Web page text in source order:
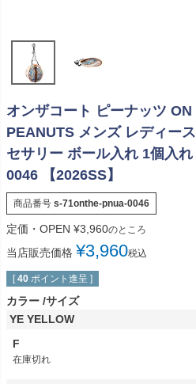
オンザコート ピーナッツ
PEANUTS メンズ レディー
セサリー ボール入れ 1個入
0046 【2026SS】
商品番号 s-71onthe-pnua-0046
定価・OPEN ¥3,960のところ
当店販売価格 ¥3,960税込
[ 40 ポイント進呈 ]
カラー サイズ
YE YELLOW
F
在庫切れ